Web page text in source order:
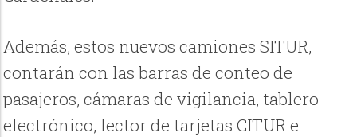
Además, estos nuevos camiones SITUR,
contarán con las barras de conteo de
pasajeros, cámaras de vigilancia, tablero
electrónico, lector de tarjetas CITUR e